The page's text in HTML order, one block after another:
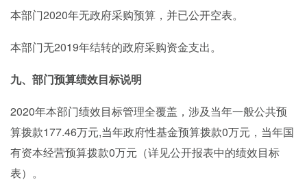
本部门2020年无政府采购预算，并已公开空表。
本部门无2019年结转的政府采购资金支出。
九、部门预算绩效目标说明
2020年本部门绩效目标管理全覆盖，涉及当年一般公共预
算拨款177.46万元,当年政府性基金预算拨款0万元，当年国
有资本经营预算拨款0万元（详见公开报表中的绩效目标
表）。